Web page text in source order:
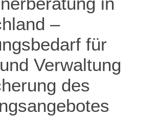
–
für
Verwaltung
des